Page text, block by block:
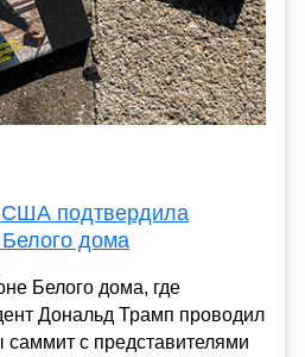
США подтвердила
дома
Белого дома, где
Дональд Трамп проводил
с представителями